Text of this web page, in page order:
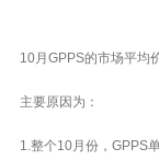
10月GPPS的市场平均
主要原因为：
1.整个10月份，GPPS